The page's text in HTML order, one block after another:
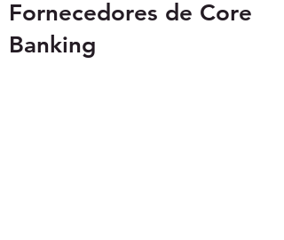
Fornecedores de Core
Banking